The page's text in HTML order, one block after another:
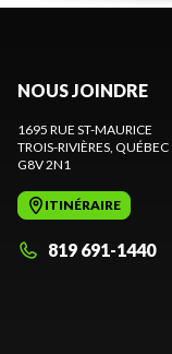
NOUS JOINDRE
1695 RUE ST-MAURICE
TROIS-RIVIÈRES , QUÉBEC
G8V 2N1
ITINÉRAIRE
819 691-1440